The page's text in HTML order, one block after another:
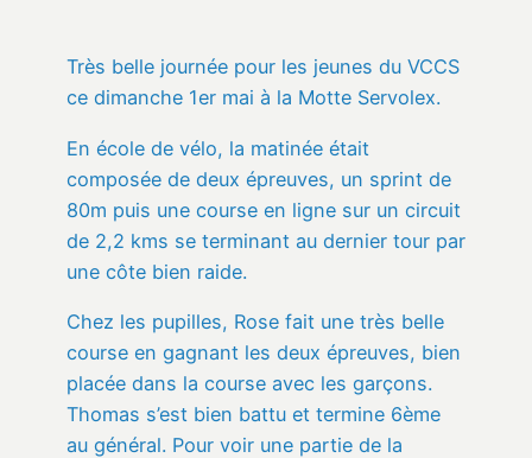
Très belle journée pour les jeunes du VCCS
ce dimanche 1er mai à la Motte Servolex.
En école de vélo, la matinée était
composée de deux épreuves, un sprint de
80m puis une course en ligne sur un circuit
de 2,2 kms se terminant au dernier tour par
une côte bien raide.
Chez les pupilles, Rose fait une très belle
course en gagnant les deux épreuves, bien
placée dans la course avec les garçons.
Thomas s’est bien battu et termine 6ème
au général. Pour voir une partie de la